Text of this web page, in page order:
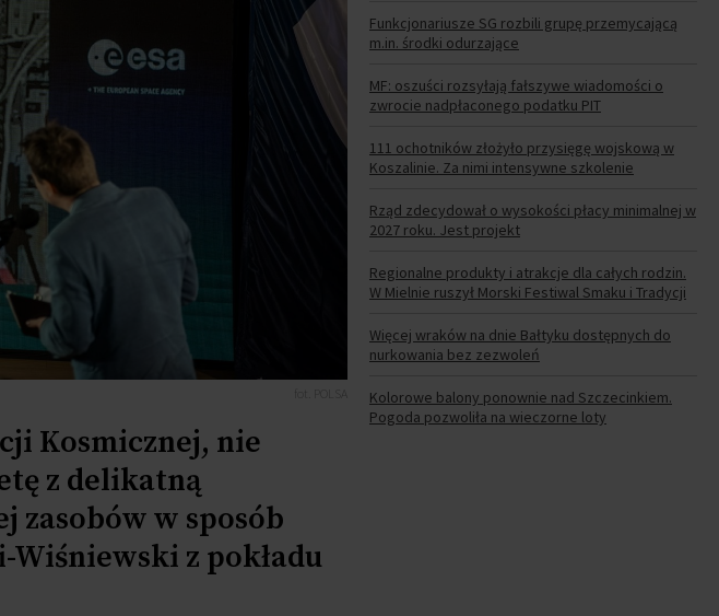
Kosmicznej, nie
z delikatną
zasobów w sposób
Wiśniewski z pokładu
Funkcjonariusze SG rozbili grupę przemycającą
m.in. środki odurzające
MF: oszuści rozsyłają fałszywe wiadomości o
zwrocie nadpłaconego podatku PIT
111 ochotników złożyło przysięgę wojskową w
Koszalinie. Za nimi intensywne szkolenie
Rząd zdecydował o wysokości płacy minimalnej w
2027 roku. Jest projekt
Regionalne produkty i atrakcje dla całych rodzin.
W Mielnie ruszył Morski Festiwal Smaku i Tradycji
Więcej wraków na dnie Bałtyku dostępnych do
nurkowania bez zezwoleń
Kolorowe balony ponownie nad Szczecinkiem.
Pogoda pozwoliła na wieczorne loty